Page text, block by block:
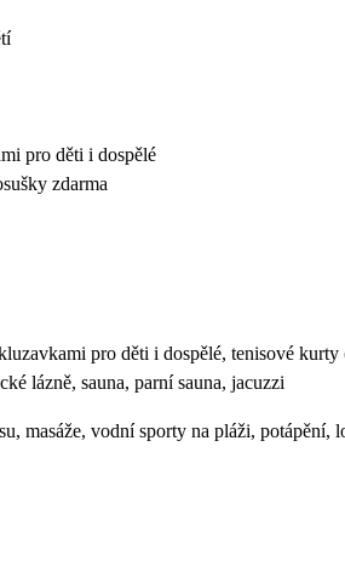
pro děti i dospělé
zdarma
pro děti i dospělé, tenisové
lázně, sauna, parní sauna, jacuzzi
masáže, vodní sporty na pláži,